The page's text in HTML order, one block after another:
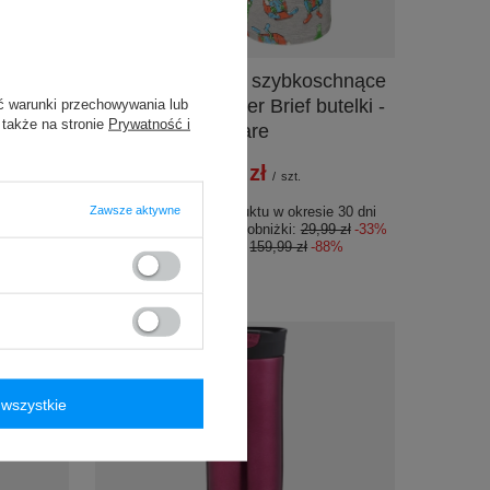
Bokserki męskie szybkoschnące
SAXX VIBE Boxer Brief butelki -
szare
19,99 zł / szt.
Najniższa cena produktu w okresie 30 dni
przed wprowadzeniem obniżki:29,99 zł -33%
Cena regularna:159,99 zł -88%
warunki przechowywania lub
na stronie Prywatność i
Zawsze aktywne